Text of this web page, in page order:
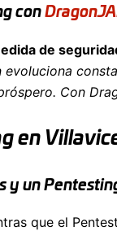
con
de
Con
en
y un
que el